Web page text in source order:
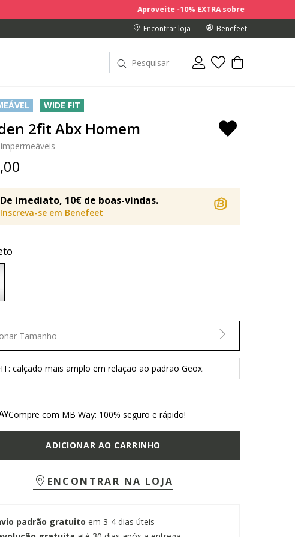
Aproveite -10% EXTRA sobre os preços com desconto
Encontrar loja Benefeet
WIDE FIT
2fit Abx Homem
De imediato, 10€ de boas-vindas.
Inscreva-se em Benefeet
Tamanho
calçado mais amplo em relação ao padrão Geox.
Compre com MB Way: 100% seguro e rápido!
ADICIONAR AO CARRINHO
ENCONTRAR NA LOJA
padrão gratuito em 3-4 dias úteis